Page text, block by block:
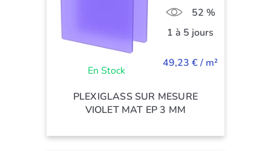
En Stock
52 %
1 à 5 jours
49,23 € / m²
PLEXIGLASS SUR MESURE
VIOLET MAT EP 3 MM